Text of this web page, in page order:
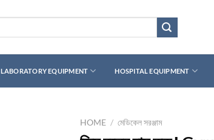
LABORATORY EQUIPMENT HOSPITAL EQUIPMENT
HOME / মেডিকেল সরঞ্জাম